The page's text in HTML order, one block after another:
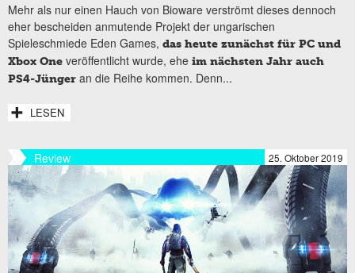
Mehr als nur einen Hauch von Bioware verströmt dieses dennoch
eher bescheiden anmutende Projekt der ungarischen
Spieleschmiede Eden Games, das heute zunächst für PC und
Xbox One veröffentlicht wurde, ehe im nächsten Jahr auch
PS4-Jünger an die Reihe kommen. Denn...
LESEN
Review 25. Oktober 2019